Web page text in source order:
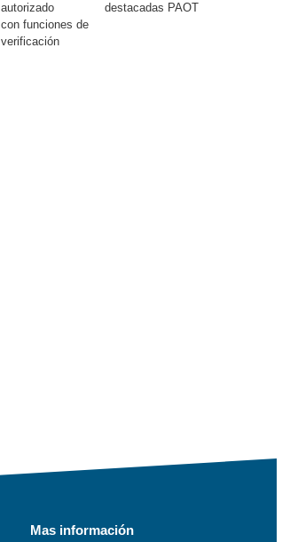
autorizado
con funciones de
verificación
destacadas PAOT
Mas información